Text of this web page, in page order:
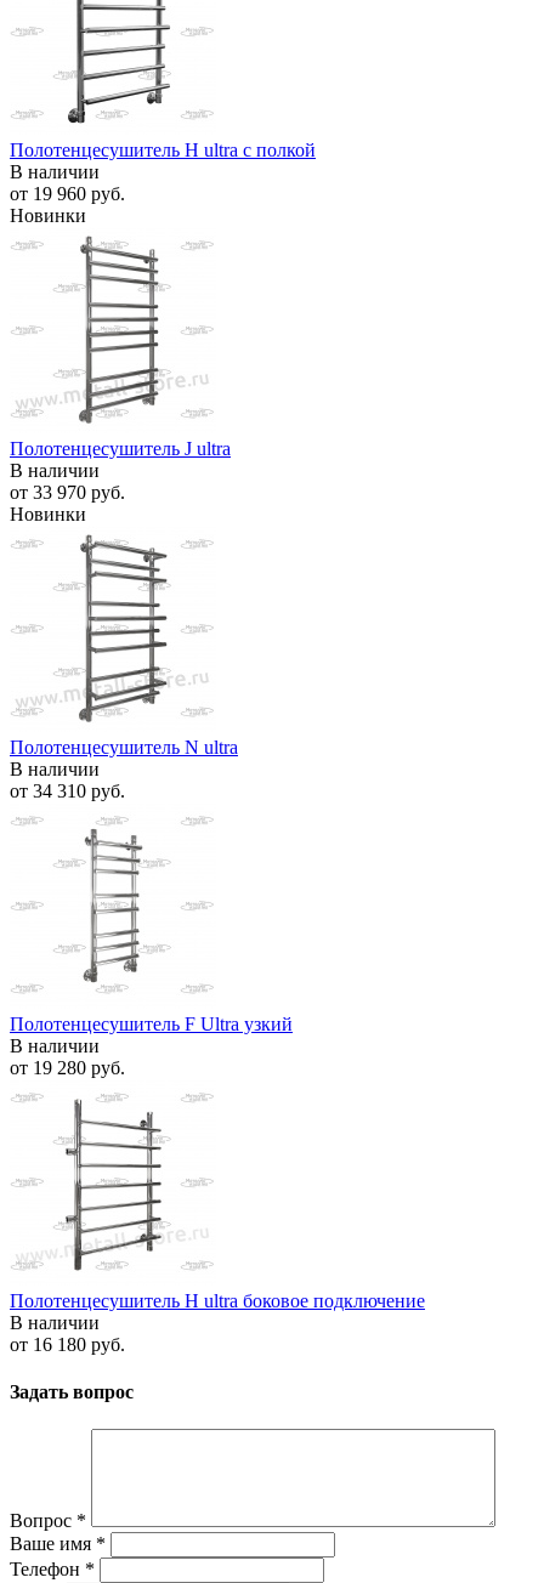
Полотенцесушитель H ultra с полкой
В наличии
от 19 960 руб.
Новинки
Полотенцесушитель J ultra
В наличии
от 33 970 руб.
Новинки
Полотенцесушитель N ultra
В наличии
от 34 310 руб.
Полотенцесушитель F Ultra узкий
В наличии
от 19 280 руб.
Полотенцесушитель H ultra боковое подключение
В наличии
от 16 180 руб.
Задать вопрос
Вопрос *
Ваше имя *
Телефон *